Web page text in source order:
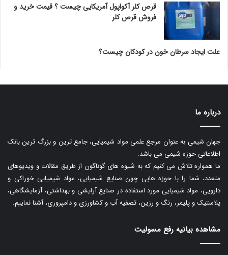
قرص کلر آکواپول آمریکایی چیست ؟ قیمت خرید و
فروش قرص کلر
علت ایجاد سرطان خون در کودکان چیست؟
درباره ما
جهان شیمی به عنوان مرجع علمی مواد شیمیایی، جامع ترین و بزرگ ترین بانک
اطلاعاتی حوزه شیمی می باشد.
ما همواره تلاش می کنیم که به شیوه های گوناگون از طریق مقالات و ویدیوهای
متعدد، شما را با حوزه هایی چون صنایع شیمیایی، مواد شیمیایی خوراکی و
دارویی، مواد شیمیایی مورد استفاده در صنایع آرایشی و بهداشتی، آزمایشگاهی،
پلاستیک و پلیمر، رنگ و رزین، تصفیه آب و کشاورزی و دامپروری، آشنا نماییم.
مشاهده بیانیه رفع مسولیت